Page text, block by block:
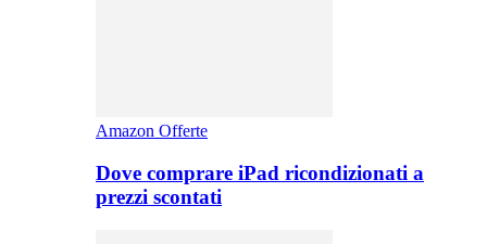
Amazon Offerte
Dove comprare iPad ricondizionati a
prezzi scontati